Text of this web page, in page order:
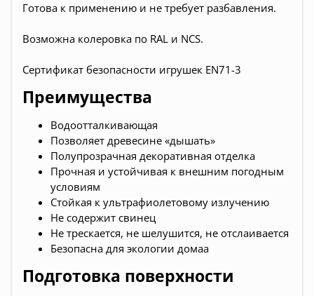
Готова к применению и не требует разбавления.
Возможна колеровка по RAL и NCS.
Сертификат безопасности игрушек EN71-3
Преимущества
Водоотталкивающая
Позволяет древесине «дышать»
Полупрозрачная декоративная отделка
Прочная и устойчивая к внешним погодным
условиям
Стойкая к ультрафиолетовому излучению
Не содержит свинец
Не трескается, не шелушится, не отслаивается
Безопасна для экологии домаа
Подготовка поверхности